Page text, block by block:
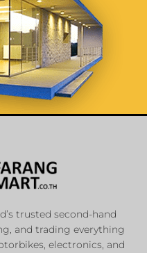
Your
Private Sellers
trusted second-hand
and trading everything
electronics, and